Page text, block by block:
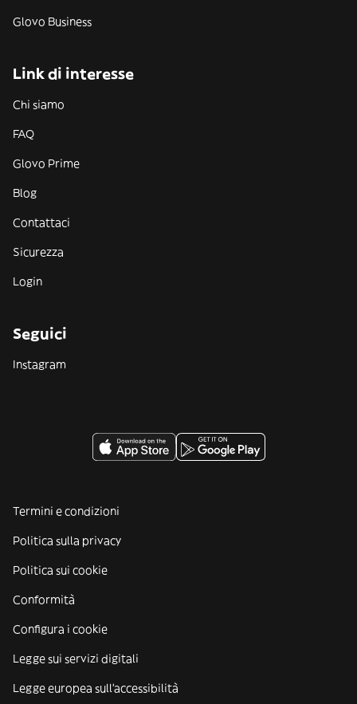
Glovo Business
Link di interesse
Chi siamo
FAQ
Glovo Prime
Blog
Contattaci
Sicurezza
Login
Seguici
Instagram
Termini e condizioni
Politica sulla privacy
Politica sui cookie
Conformità
Configura i cookie
Legge sui servizi digitali
Legge europea sull'accessibilità